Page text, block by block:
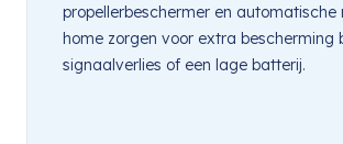
propellerbeschermer en automatische
home zorgen voor extra bescherming
signaalverlies of een lage batterij.